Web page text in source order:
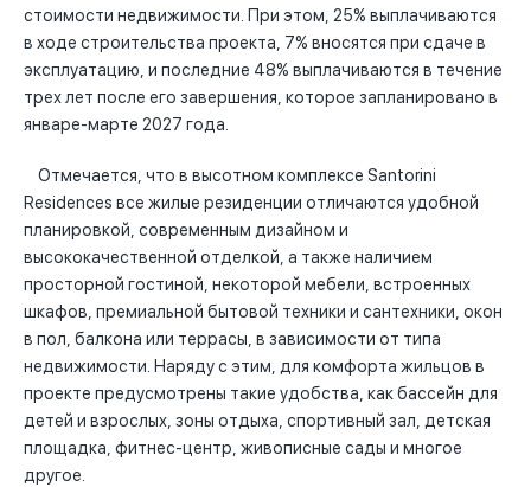
стоимости недвижимости. При этом, 25% выплачиваются
в ходе строительства проекта, 7% вносятся при сдаче в
эксплуатацию, и последние 48% выплачиваются в течение
трех лет после его завершения, которое запланировано в
январе-марте 2027 года.
Отмечается, что в высотном комплексе Santorini
Residences все жилые резиденции отличаются удобной
планировкой, современным дизайном и
высококачественной отделкой, а также наличием
просторной гостиной, некоторой мебели, встроенных
шкафов, премиальной бытовой техники и сантехники, окон
в пол, балкона или террасы, в зависимости от типа
недвижимости. Наряду с этим, для комфорта жильцов в
проекте предусмотрены такие удобства, как бассейн для
детей и взрослых, зоны отдыха, спортивный зал, детская
площадка, фитнес-центр, живописные сады и многое
другое.